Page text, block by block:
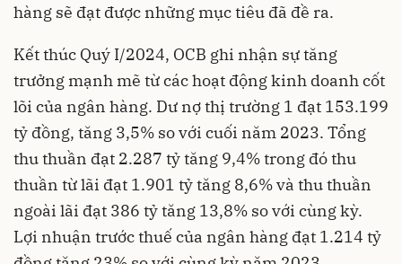
hàng sẽ đạt được những mục tiêu đã đề ra.
Kết thúc Quý I/2024, OCB ghi nhận sự tăng
trưởng mạnh mẽ từ các hoạt động kinh doanh cốt
lõi của ngân hàng. Dư nợ thị trường 1 đạt 153.199
tỷ đồng, tăng 3,5% so với cuối năm 2023. Tổng
thu thuần đạt 2.287 tỷ tăng 9,4% trong đó thu
thuần từ lãi đạt 1.901 tỷ tăng 8,6% và thu thuần
ngoài lãi đạt 386 tỷ tăng 13,8% so với cùng kỳ.
Lợi nhuận trước thuế của ngân hàng đạt 1.214 tỷ